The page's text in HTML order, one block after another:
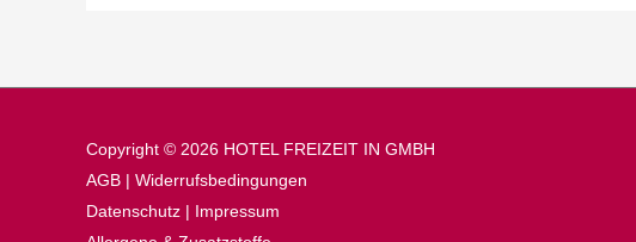
Copyright © 2026 HOTEL FREIZEIT IN GMBH
AGB | Widerrufsbedingungen
Datenschutz | Impressum